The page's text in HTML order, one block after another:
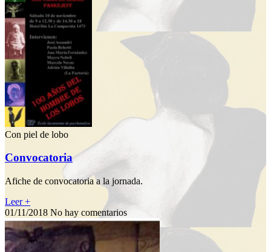
Con piel de lobo
Convocatoria
Afiche de convocatoria a la jornada.
Leer +
01/11/2018 No hay comentarios